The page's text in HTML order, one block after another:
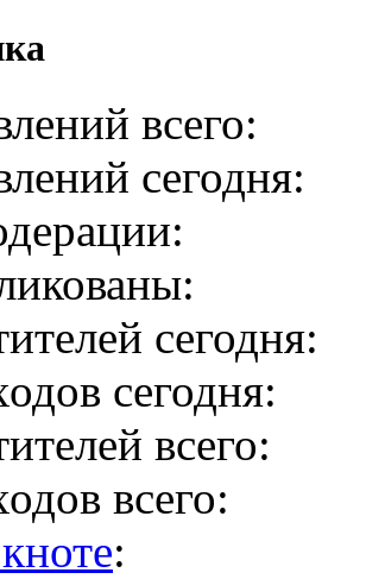
всего:
сегодня:
сегодня:
сегодня:
всего:
всего:
: